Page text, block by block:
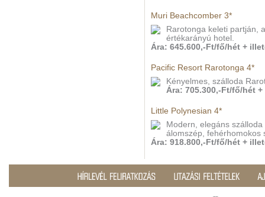
Muri Beachcomber 3*
Rarotonga keleti partján,
értékarányú hotel.
Ára: 645.600,-Ft/fő/hét +
Pacific Resort Rarotonga 4*
Kényelmes, szálloda
Ára: 705.300,-Ft/fő/hét
Little Polynesian 4*
Modern, elegáns
álomszép, fehérhomokos
Ára: 918.800,-Ft/fő/hét +